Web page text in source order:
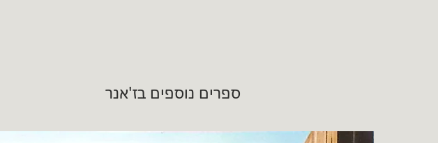
ספרים נוספים בז'אנר